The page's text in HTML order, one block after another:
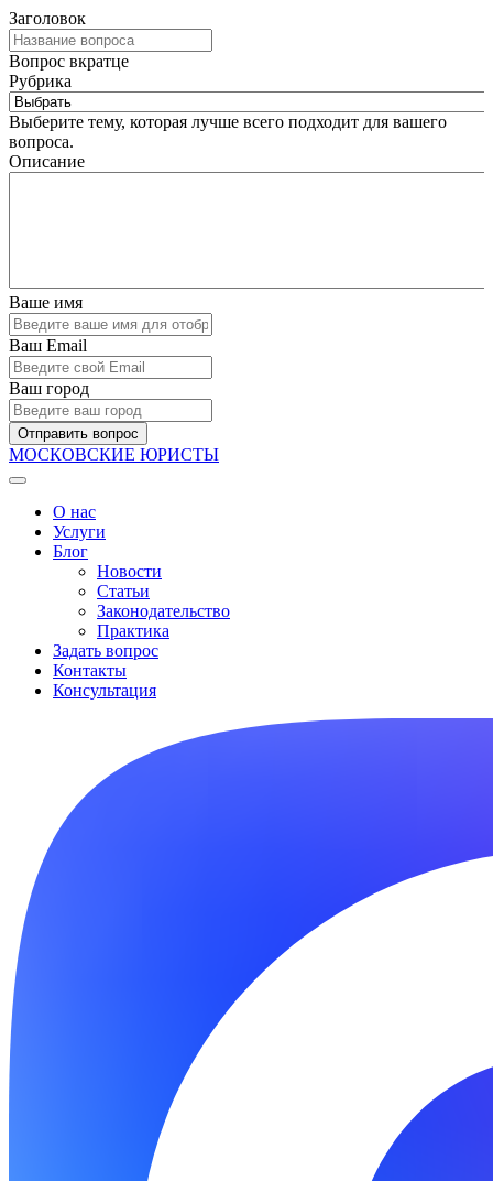
Заголовок
Вопрос вкратце
Рубрика
Выберите тему, которая лучше всего подходит для вашего
вопроса.
Описание
Ваше имя
Ваш Email
Ваш город
Отправить вопрос
МОСКОВСКИЕ ЮРИСТЫ
О нас
Услуги
Блог
Новости
Статьи
Законодательство
Практика
Задать вопрос
Контакты
Консультация